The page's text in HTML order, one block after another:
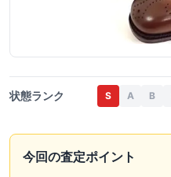
状態ランク S A B
今回の査定ポイント